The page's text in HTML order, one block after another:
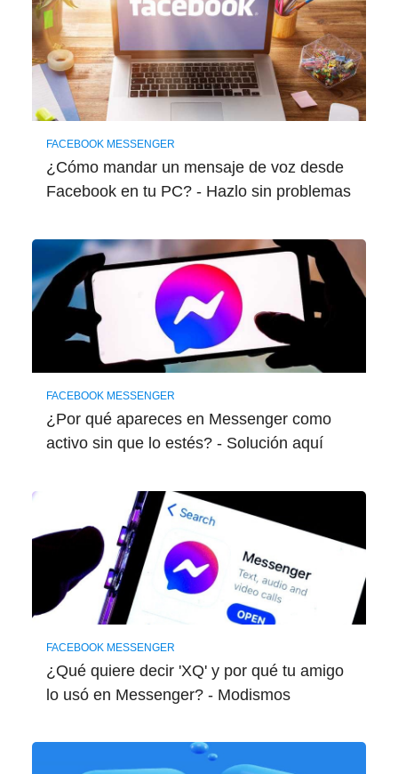
FACEBOOK MESSENGER
¿Cómo mandar un mensaje de voz desde
Facebook en tu PC? - Hazlo sin problemas
FACEBOOK MESSENGER
¿Por qué apareces en Messenger como
activo sin que lo estés? - Solución aquí
FACEBOOK MESSENGER
¿Qué quiere decir 'XQ' y por qué tu amigo
lo usó en Messenger? - Modismos